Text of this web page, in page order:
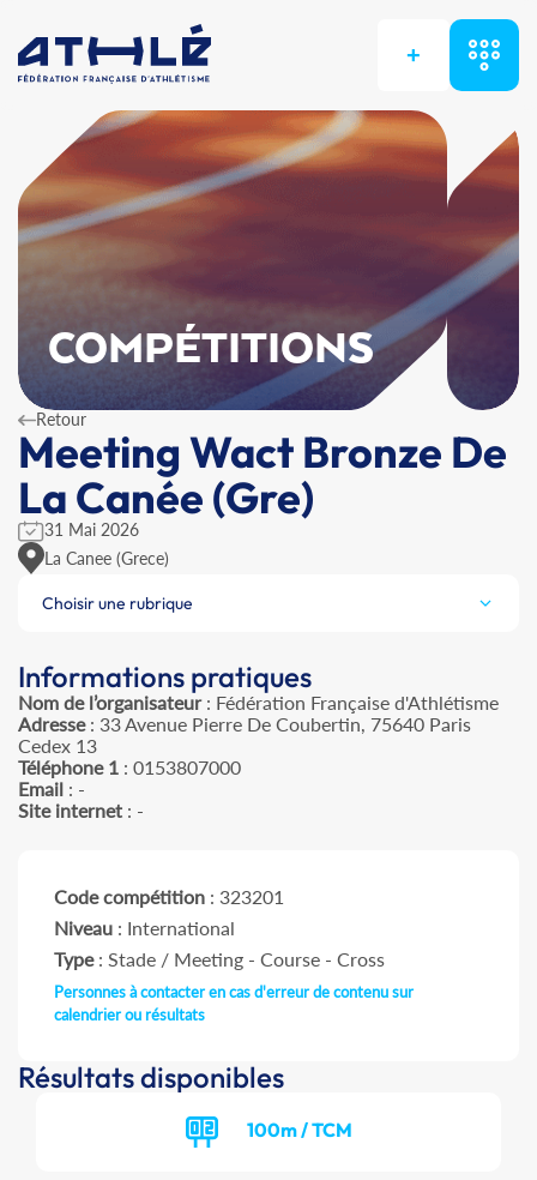
+
COMPÉTITIONS
Retour
Meeting Wact Bronze De
La Canée (Gre)
31 Mai 2026
La Canee (Grece)
Choisir une rubrique
Informations pratiques
Nom de l’organisateur: Fédération Française d'Athlétisme
Adresse: 33 Avenue Pierre De Coubertin, 75640 Paris
Cedex 13
Téléphone 1 : 0153807000
Email : -
Site internet : -
Code compétition : 323201
Niveau : International
Type: Stade / Meeting - Course - Cross
Personnes à contacter en cas d'erreur de contenu sur
calendrier ou résultats
Résultats disponibles
100m / TCM